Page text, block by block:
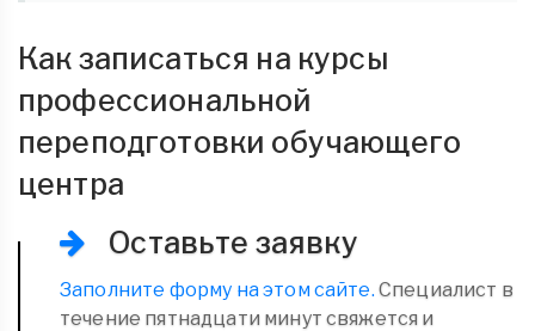
Как записаться на курсы
профессиональной
переподготовки обучающего
центра
Оставьте заявку
Заполните форму на этом сайте. Специалист в
течение пятнадцати минут свяжется и